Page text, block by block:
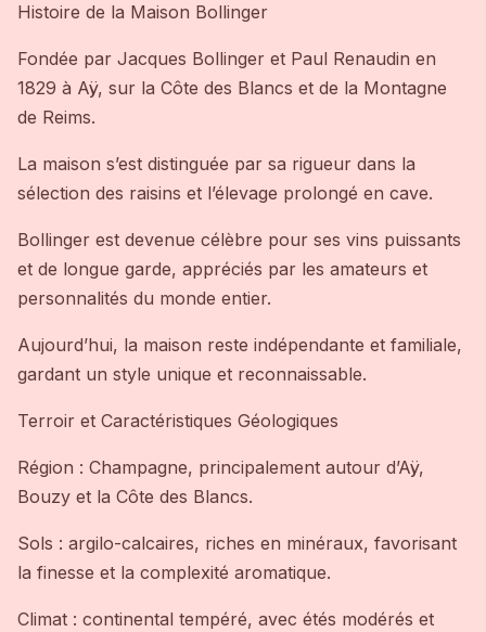
Histoire de la Maison Bollinger
Fondée par Jacques Bollinger et Paul Renaudin en
1829 à Aÿ, sur la Côte des Blancs et de la Montagne
de Reims.
La maison s’est distinguée par sa rigueur dans la
sélection des raisins et l’élevage prolongé en cave.
Bollinger est devenue célèbre pour ses vins puissants
et de longue garde, appréciés par les amateurs et
personnalités du monde entier.
Aujourd’hui, la maison reste indépendante et familiale,
gardant un style unique et reconnaissable.
Terroir et Caractéristiques Géologiques
Région : Champagne, principalement autour d’Aÿ,
Bouzy et la Côte des Blancs.
Sols : argilo-calcaires, riches en minéraux, favorisant
la finesse et la complexité aromatique.
Climat : continental tempéré, avec étés modérés et